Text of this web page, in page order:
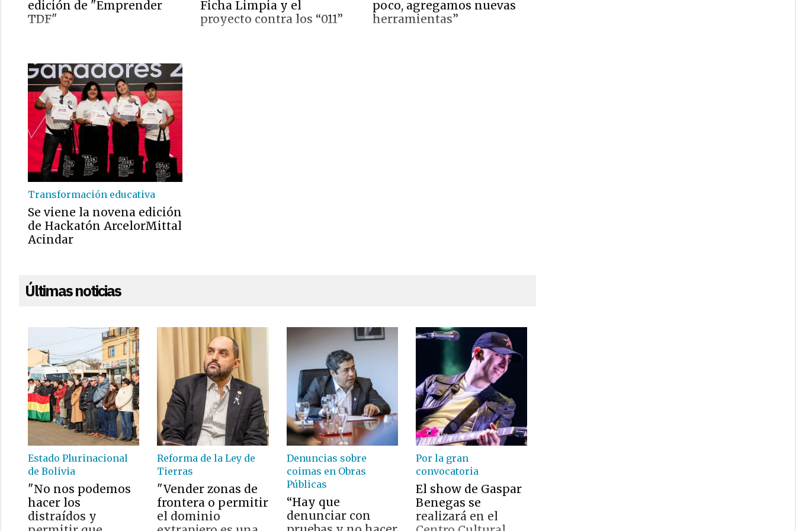
edición de "Emprender
TDF"
Ficha Limpia y el
proyecto contra los “011”
poco, agregamos nuevas
herramientas”
Transformación educativa
Se viene la novena edición
de Hackatón ArcelorMittal
Acindar
Últimas noticias
Estado Plurinacional
de Bolivia
"No nos podemos
hacer los
distraídos y
Reforma de la Ley de
Tierras
"Vender zonas de
frontera o permitir
el dominio
Denuncias sobre
coimas en Obras
Públicas
“Hay que
denunciar con
Por la gran
convocatoria
El show de Gaspar
Benegas se
realizará en el